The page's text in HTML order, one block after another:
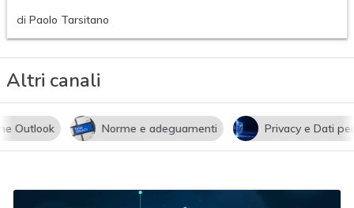
di Paolo Tarsitano
Altri canali
Norme e adeguamenti Privacy e Dati